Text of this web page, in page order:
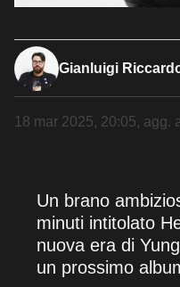
Gianluigi
18 mar 2025, 20:05, agg.
Un brano
minuti intitolato
nuova era di
un prossimo